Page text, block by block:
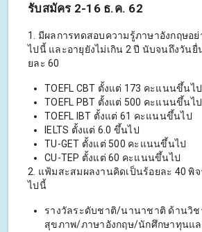
รับสมัคร 2-16 ธ.ค. 62
1. มีผลการทดสอบความรู้ภาษาอังกฤษอย่
ไปนี้ และอายุยังไม่เกิน 2 ปี นับจนถึงวัน
ยละ 60
TOEFL CBT ตั้งแต่ 173 คะแนนขึ้นไป
TOEFL PBT ตั้งแต่ 500 คะแนนขึ้นไป
TOEFL IBT ตั้งแต่ 61 คะแนนขึ้นไป
IELTS ตั้งแต่ 6.0 ขึ้นไป
TU-GET ตั้งแต่ 500 คะแนนขึ้นไป
CU-TEP ตั้งแต่ 60 คะแนนขึ้นไป
2. แฟ้มสะสมผลงานคิดเป็นร้อยละ 40 พิ
ไปนี้
รางวัลระดับชาติ/นานาชาติ ด้านวิช
สุขภาพ/ภาษาอังกฤษ/นักศึกษาทุนแล